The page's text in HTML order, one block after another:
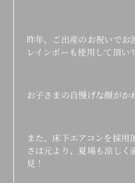
昨年、ご出産のお祝いでお
レインボーも使用して頂い
お子さまの自慢げな顔がか
また、床下エアコンを採
さは元より、夏場も涼し
見！